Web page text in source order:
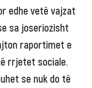
edhe vetë vajzat
sa joseriozisht
raportimet e
rrjetet sociale.
se nuk do të